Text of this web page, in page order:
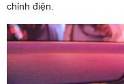
chỉnh điện.